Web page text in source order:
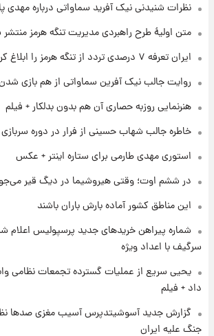
شارژ جدید کالابرگ برای سه
۱ روز پیش
شرایط تازه فروش اقساطی
شاهین، کوییک، اطلس،
بلندمدت + جدول
سیگنال‌های جدید برای بازار
قیمت سکه و طلا فردا
نظرات شنیدنی نیک آفرید سماواتی درباره مهدی
متن اولیۀ طرح راهبردی مدیریت تنگه هرمز
ایران تعرفه ۷ درصدی تردد از تنگه هرمز را ابلاغ کرد
روایت جالب نیک آفرین سماواتی از هم بازی شدن
هنرنمایی روزبه حصاری آن هم بدون بدلکار + فیلم
خاطره جالب شهاب حسینی از فرار در دوره
استوری مهدی طارمی برای ستاره اینتر + عکس
در ششم اوت؛ وقتی هیروشیما در دیگ قیر
این مناطق کشور آماده بارش باران باشند
شماره پیراهن خریدهای جدید پرسپولیس اعلام
سرگیف با اعداد ویژه
یحیی سریع از عملیات گسترده تجمعات نظامی
داد + فیلم
گزارش جدید آسوشیتدپرس آسیب مغزی صدها
جنگ علیه ایران